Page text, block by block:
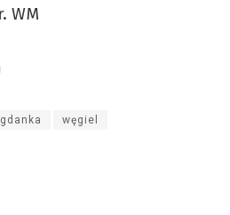
WM
węgiel